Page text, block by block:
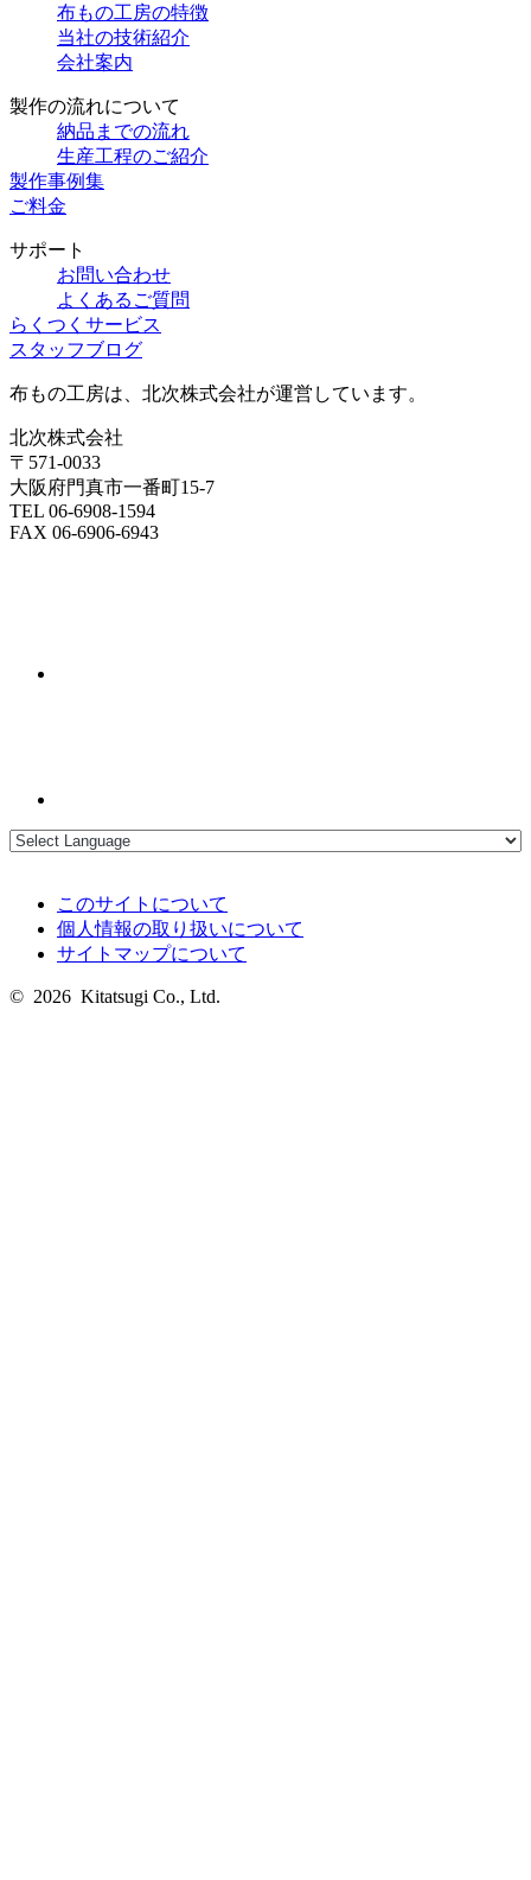
布もの工房の特徴
当社の技術紹介
会社案内
製作の流れについて
納品までの流れ
生産工程のご紹介
製作事例集
ご料金
サポート
お問い合わせ
よくあるご質問
らくつくサービス
スタッフブログ
布もの工房は、北次株式会社が運営しています。
北次株式会社
〒571-0033
大阪府門真市一番町15-7
TEL 06-6908-1594
FAX 06-6906-6943
このサイトについて
個人情報の取り扱いについて
サイトマップについて
© 2026 Kitatsugi Co., Ltd.